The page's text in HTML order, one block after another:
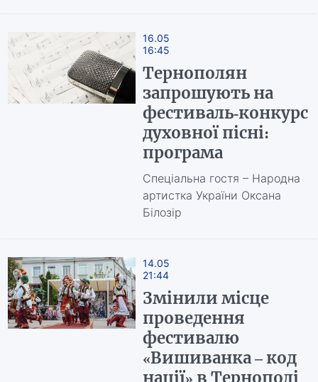
16.05
16:45
Тернополян
запрошують на
фестиваль-конкурс
духовної пісні:
програма
Спеціальна гостя – Народна
артистка України Оксана
Білозір
14.05
21:44
Змінили місце
проведення
фестивалю
«Вишиванка – код
нації» в Тернополі